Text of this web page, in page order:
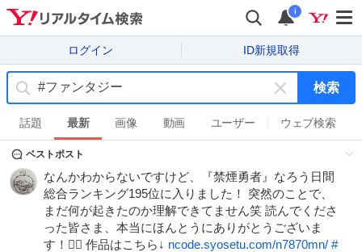
i
ログイン ID新規取得
キ
ー
ワ
ド
を
消
す
検索
話題 最新 画像 動画 ユーザー ウェブ検索
ベストポスト
なんかわからないですけど、『禁煙勇者』なろう日間
総合ランキング195位に入りました！ 突然のことで、
まだ何が起きたのか理解できてません笑 読んでくださ
った皆さま、本当にほんとうにありがとうございま
す！🙇‍♂️ 作品はこちら↓ ncode.syosetu.com/n7870mn/ #